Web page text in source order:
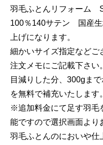
羽毛ふとんリフォー
100％140サテン 国産
上げになります。
細かいサイズ指定などご
注文メモにご記載下さい。
目減りした分、300gま
を無料で補充いたします。
※追加料金にて足す羽毛
能ですので選択画面より
羽毛ふとんのにおいや仕